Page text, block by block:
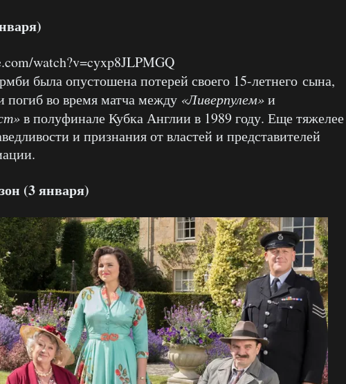
watch?v=cyxp8JLPMGQ
была опустошена потерей своего 15-летнего сына,
погиб во время матча между «Ливерпулем»и
в полуфинале Кубка Англии в 1989 году. Еще тяжелее
и признания от властей и представителей
(3 января)